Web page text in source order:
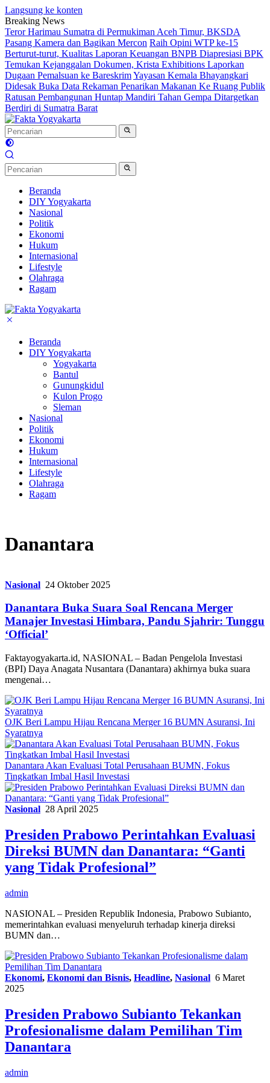
Langsung ke konten
Breaking News
Teror Harimau Sumatra di Permukiman Aceh Timur, BKSDA
Pasang Kamera dan Bagikan Mercon Raih Opini WTP ke-15
Berturut-turut, Kualitas Laporan Keuangan BNPB Diapresiasi BPK
Temukan Kejanggalan Dokumen, Krista Exhibitions Laporkan
Dugaan Pemalsuan ke BareskrimYayasan Kemala Bhayangkari
Didesak Buka Data Rekaman Penarikan Makanan Ke Ruang Publik
Ratusan Pembangunan Huntap Mandiri Tahan Gempa Ditargetkan
Berdiri di Sumatra Barat
Beranda
DIY Yogyakarta
Nasional
Politik
Ekonomi
Hukum
Internasional
Lifestyle
Olahraga
Ragam
Beranda
DIY Yogyakarta
Yogyakarta
Bantul
Gunungkidul
Kulon Progo
Sleman
Nasional
Politik
Ekonomi
Hukum
Internasional
Lifestyle
Olahraga
Ragam
Danantara
Nasional 24 Oktober 2025
Danantara Buka Suara Soal Rencana Merger
Manajer Investasi Himbara, Pandu Sjahrir: Tunggu
‘Official’
Faktayogyakarta.id, NASIONAL – Badan Pengelola Investasi
(BPI) Daya Anagata Nusantara (Danantara) akhirnya buka suara
mengenai…
OJK Beri Lampu Hijau Rencana Merger 16 BUMN Asuransi, Ini
Syaratnya
Danantara Akan Evaluasi Total Perusahaan BUMN, Fokus
Tingkatkan Imbal Hasil Investasi
Nasional 28 April 2025
Presiden Prabowo Perintahkan Evaluasi
Direksi BUMN dan Danantara: “Ganti
yang Tidak Profesional”
admin
NASIONAL – Presiden Republik Indonesia, Prabowo Subianto,
memerintahkan evaluasi menyeluruh terhadap kinerja direksi
BUMN dan…
Ekonomi, Ekonomi dan Bisnis, Headline, Nasional 6 Maret
2025
Presiden Prabowo Subianto Tekankan
Profesionalisme dalam Pemilihan Tim
Danantara
admin